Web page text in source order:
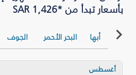
بأسعار تبدأ من *SAR 1,426
أبها البحر الأحمر الجوف
أغسطس